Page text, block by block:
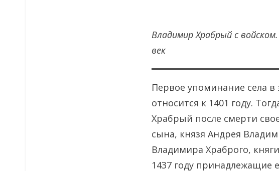
Владимир Храбрый с
век
Первое упоминание села в
относится к 1401 году.
Храбрый после смерти
сына, князя Андрея
Владимира Храброго,
1437 году принадлежащие